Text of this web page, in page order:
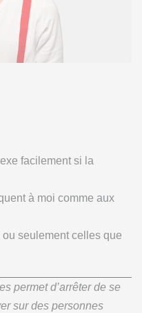
facilement si la
à moi comme aux
seulement celles que
permet d’arrêter de se
sur des personnes